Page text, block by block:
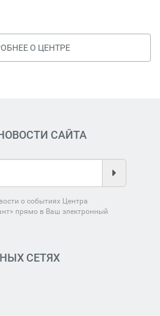
О ЦЕНТРЕ
САЙТА
о событиях Центра
прямо в Ваш электронный
СЕТЯХ